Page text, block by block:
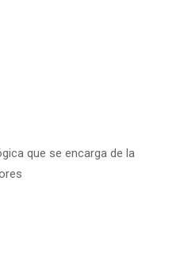
que se encarga de la